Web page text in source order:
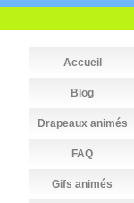
Accueil
Blog
Drapeaux animés
FAQ
Gifs animés